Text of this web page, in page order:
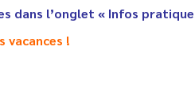
dans l’onglet « Infos
vacances !
A la culture de l’affrontement,
la formation et
est, dans la durée puisque
en collège ou au lycée, c’est